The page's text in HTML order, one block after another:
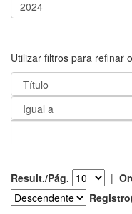
Utilizar filtros para refinar
Result./Pág. |